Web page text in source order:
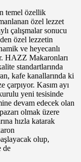
temel özellik
özel lezzet
çalışmalar sonucu
özel lezzetin
ve heyecanlı
HAZZ Makaronları
standartlarında
kafe kanallarında ki
Kasım ayı
yeni tesisinde
devam edecek olan
olmak üzere
hızla katarak
olup,
de